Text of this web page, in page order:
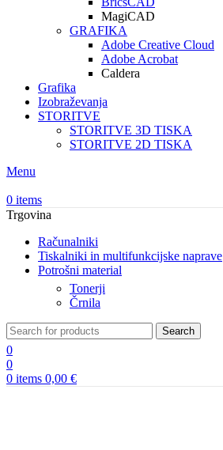
MagiCAD
GRAFIKA
Adobe Creative Cloud
Adobe Acrobat
Caldera
Grafika
Izobraževanja
STORITVE
STORITVE 3D TISKA
STORITVE 2D TISKA
Menu
0 items
Trgovina
Računalniki
Tiskalniki in multifunkcijske naprave
Potrošni material
Tonerji
Črnila
Search
0
0
0 items 0,00 €